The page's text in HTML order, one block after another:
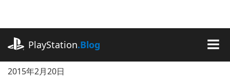
に
キ
ッ
プ
PlayStation.Blog
2015年2月20日